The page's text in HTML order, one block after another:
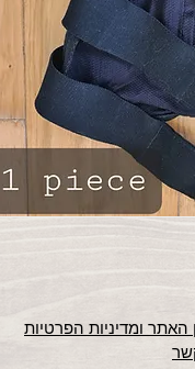
האתר ומדיניות הפרטיות